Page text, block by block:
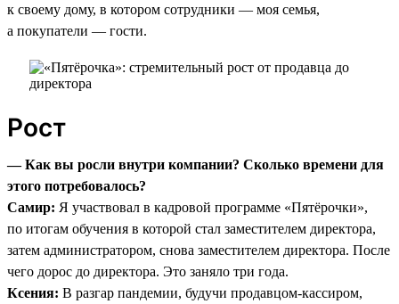
к своему дому, в котором сотрудники — моя семья,
а покупатели — гости.
Рост
— Как вы росли внутри компании? Сколько времени для
этого потребовалось?
Самир: Я участвовал в кадровой программе «Пятёрочки»,
по итогам обучения в которой стал заместителем директора,
затем администратором, снова заместителем директора. После
чего дорос до директора. Это заняло три года.
Ксения: В разгар пандемии, будучи продавцом-кассиром,